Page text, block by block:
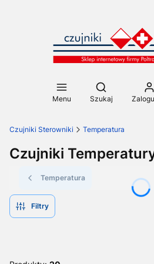
Menu
Otwórz
Szukaj
Czujniki Sterowniki Temperatura
Czujniki
Temperatura
Filtry